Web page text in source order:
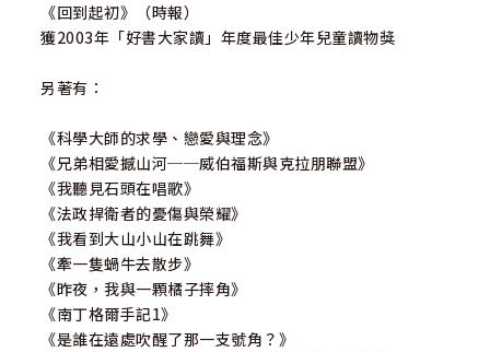
《回到起初》（時報）
獲2003年「好書大家讀」年度最佳少年兒童讀物獎
另著有：
《科學大師的求學、戀愛與理念》
《兄弟相愛撼山河──威伯福斯與克拉朋聯盟》
《我聽見石頭在唱歌》
《法政捍衛者的憂傷與榮耀》
《我看到大山小山在跳舞》
《牽一隻蝸牛去散步》
《昨夜，我與一顆橘子摔角》
《南丁格爾手記1》
《是誰在遠處吹醒了那一支號角？》